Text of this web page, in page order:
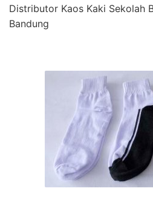
Distributor Kaos Kaki Sekolah
Bandung